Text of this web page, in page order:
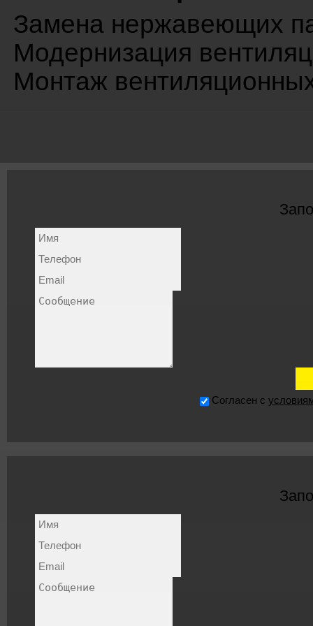
Замена нержавеющих
Модернизация
Монтаж
Согласен с